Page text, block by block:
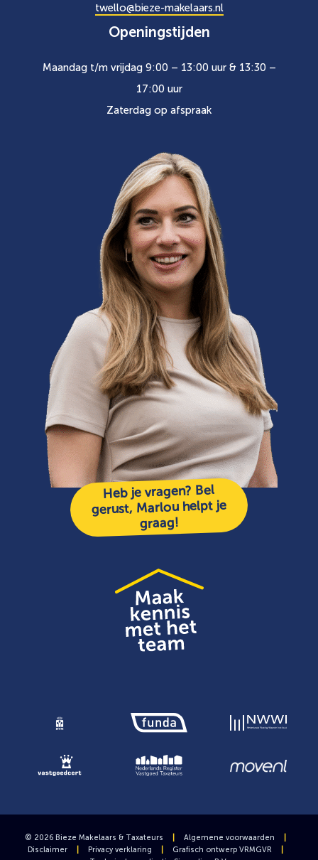
twello@bieze-makelaars.nl
Openingstijden
Maandag t/m vrijdag 9:00 – 13:00 uur & 13:30 –
17:00 uur
Zaterdag op afspraak
Heb je vragen? Bel
gerust, Marlou helpt je
graag!
© 2026 Bieze Makelaars & Taxateurs Algemene voorwaarden
Disclaimer
Privacy verklaring Grafisch ontwerp VRMGVR